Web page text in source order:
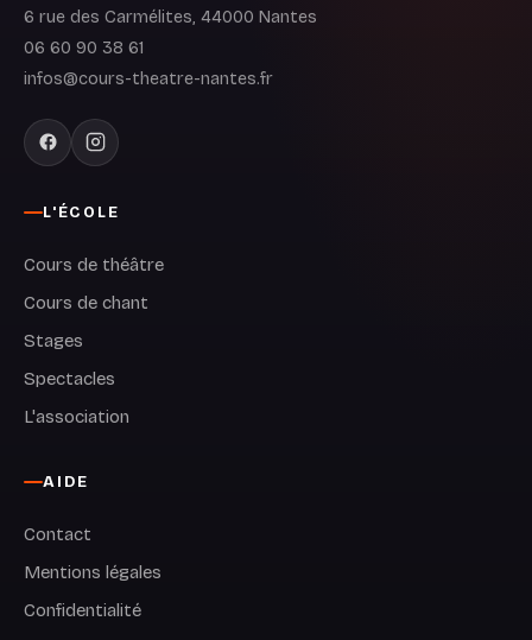
6 rue des Carmélites, 44000 Nantes
06 60 90 38 61
infos@cours-theatre-nantes.fr
L'ÉCOLE
Cours de théâtre
Cours de chant
Stages
Spectacles
L'association
AIDE
Contact
Mentions légales
Confidentialité